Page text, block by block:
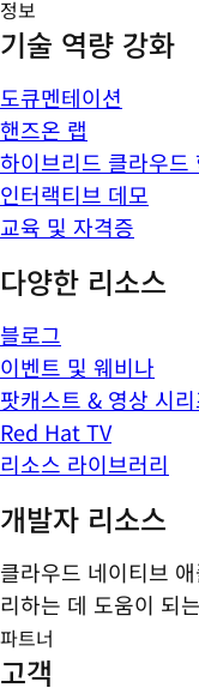
정보
기술 역량 강화
도큐멘테이션
핸즈온 랩
하이브리드 클라우드
인터랙티브 데모
교육 및 자격증
다양한 리소스
블로그
이벤트 및 웨비나
팟캐스트 & 영상 시
Red Hat TV
리소스 라이브러리
개발자 리소스
클라우드 네이티브
리하는 데 도움이 되
파트너
고객